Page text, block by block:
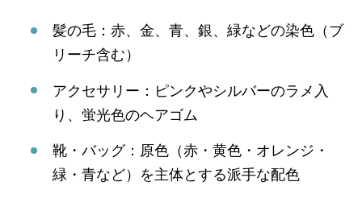
髪の毛：赤、金、青、銀、緑などの染色（ブ
リーチ含む）
アクセサリー：ピンクやシルバーのラメ入
り、蛍光色のヘアゴム
靴・バッグ：原色（赤・黄色・オレンジ・
緑・青など）を主体とする派手な配色